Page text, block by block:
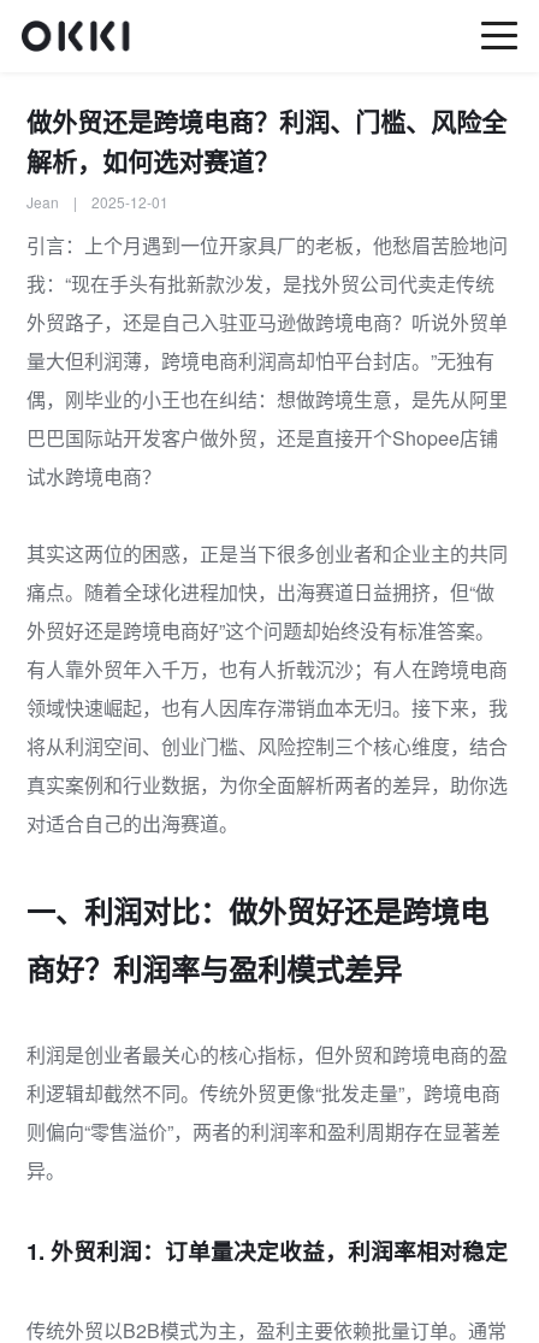
做外贸还是跨境电商？利润、门槛、风险全
解析，如何选对赛道？
Jean | 2025-12-01
引言：上个月遇到一位开家具厂的老板，他愁眉苦脸地问
我：“现在手头有批新款沙发，是找外贸公司代卖走传统
外贸路子，还是自己入驻亚马逊做跨境电商？听说外贸单
量大但利润薄，跨境电商利润高却怕平台封店。”无独有
偶，刚毕业的小王也在纠结：想做跨境生意，是先从阿里
巴巴国际站开发客户做外贸，还是直接开个Shopee店铺
试水跨境电商？
其实这两位的困惑，正是当下很多创业者和企业主的共同
痛点。随着全球化进程加快，出海赛道日益拥挤，但“做
外贸好还是跨境电商好”这个问题却始终没有标准答案。
有人靠外贸年入千万，也有人折戟沉沙；有人在跨境电商
领域快速崛起，也有人因库存滞销血本无归。接下来，我
将从利润空间、创业门槛、风险控制三个核心维度，结合
真实案例和行业数据，为你全面解析两者的差异，助你选
对适合自己的出海赛道。
一、利润对比：做外贸好还是跨境电
商好？利润率与盈利模式差异
利润是创业者最关心的核心指标，但外贸和跨境电商的盈
利逻辑却截然不同。传统外贸更像“批发走量”，跨境电商
则偏向“零售溢价”，两者的利润率和盈利周期存在显著差
异。
1. 外贸利润：订单量决定收益，利润率相对稳定
传统外贸以B2B模式为主，盈利主要依赖批量订单。通常